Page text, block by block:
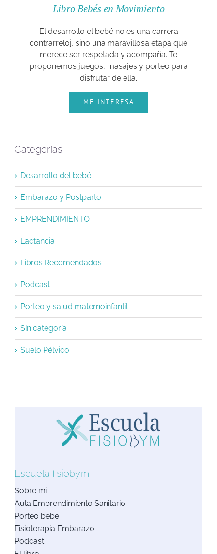
Libro Bebés en Movimiento
El desarrollo el bebé no es una carrera
contrarreloj, sino una maravillosa etapa que
merece ser respetada y acompaña. Te
proponemos juegos, masajes y porteo para
disfrutar de ella.
ME INTERESA
Categorías
Desarrollo del bebé
Embarazo y Postparto
EMPRENDIMIENTO
Lactancia
Libros Recomendados
Podcast
Porteo y salud maternoinfantil
Sin categoría
Suelo Pélvico
Escuela fisiobym
Sobre mi
Aula Emprendimiento Sanitario
Porteo bebe
Fisioterapia Embarazo
Podcast